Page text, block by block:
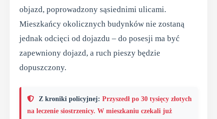
objazd, poprowadzony sąsiednimi ulicami.
Mieszkańcy okolicznych budynków nie zostaną
jednak odcięci od dojazdu – do posesji ma być
zapewniony dojazd, a ruch pieszy będzie
dopuszczony.
Z kroniki policyjnej: Przyszedł po 30 tysięcy złotych
na leczenie siostrzenicy. W mieszkaniu czekali już